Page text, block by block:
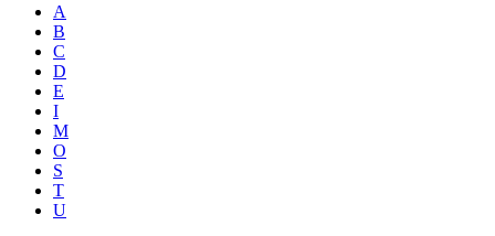
A
B
C
D
E
I
M
O
S
T
U